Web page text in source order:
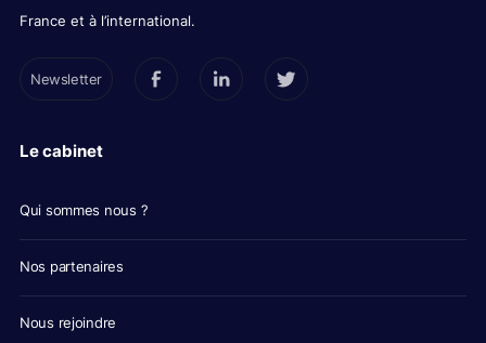
France et à l’international.
Newsletter
Le cabinet
Qui sommes nous ?
Nos partenaires
Nous rejoindre